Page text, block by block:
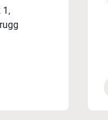
1,